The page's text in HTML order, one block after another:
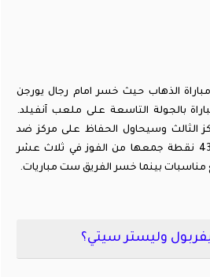
الذهاب حيث خسر امام رجال يورجن
بالجولة التاسعة على ملعب آنفيلد.
الثالث وسيحاول الحفاظ على مركز ضد
ليفربول، حيث يمتلك الآن 43 نقطة جمعها من الفوز في ثلاث عشر
مناسبات بينما خسر الفريق ست مباريات.
وليستر سيتي؟